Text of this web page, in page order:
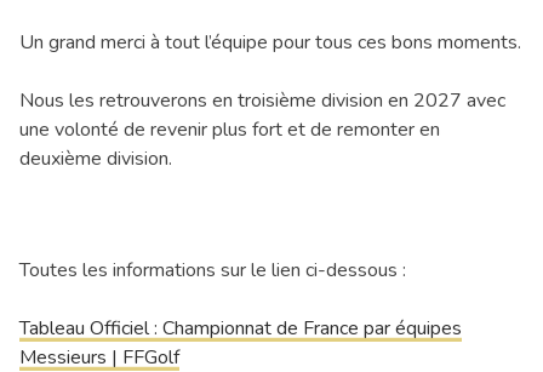
Un grand merci à tout l’équipe pour tous ces bons moments.
Nous les retrouverons en troisième division en 2027 avec
une volonté de revenir plus fort et de remonter en
deuxième division.
Toutes les informations sur le lien ci-dessous :
Tableau Officiel : Championnat de France par équipes
Messieurs | FFGolf